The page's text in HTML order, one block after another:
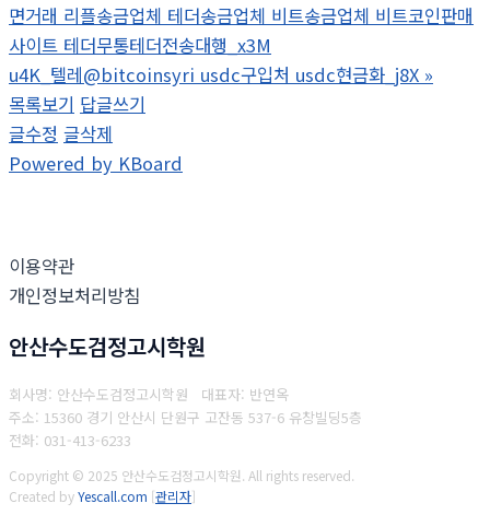
면거래 리플송금업체 테더송금업체 비트송금업체 비트코인판매
사이트 테더무통테더전송대행_x3M
u4K_텔레@bitcoinsyri usdc구입처 usdc현금화_j8X »
목록보기 답글쓰기
글수정 글삭제
Powered by KBoard
이용약관
개인정보처리방침
안산수도검정고시학원
회사명: 안산수도검정고시학원 대표자: 반연옥
주소: 15360 경기 안산시 단원구 고잔동 537-6 유창빌딩5층
전화: 031-413-6233
Copyright © 2025 안산수도검정고시학원. All rights reserved.
Created byYescall.com [관리자]